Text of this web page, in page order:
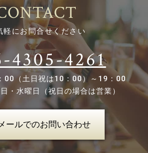
軽にお問合せください
4305-4261
00（土日祝は10：00）～19：00
・水曜日（祝日の場合は営業）
メールでのお問い合わせ